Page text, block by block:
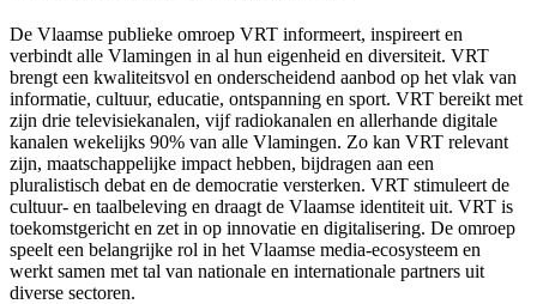
De Vlaamse publieke omroep VRT informeert, inspireert en
verbindt alle Vlamingen in al hun eigenheid en diversiteit. VRT
brengt een kwaliteitsvol en onderscheidend aanbod op het vlak van
informatie, cultuur, educatie, ontspanning en sport. VRT bereikt met
zijn drie televisiekanalen, vijf radiokanalen en allerhande digitale
kanalen wekelijks 90% van alle Vlamingen. Zo kan VRT relevant
zijn, maatschappelijke impact hebben, bijdragen aan een
pluralistisch debat en de democratie versterken. VRT stimuleert de
cultuur- en taalbeleving en draagt de Vlaamse identiteit uit. VRT is
toekomstgericht en zet in op innovatie en digitalisering. De omroep
speelt een belangrijke rol in het Vlaamse media-ecosysteem en
werkt samen met tal van nationale en internationale partners uit
diverse sectoren.